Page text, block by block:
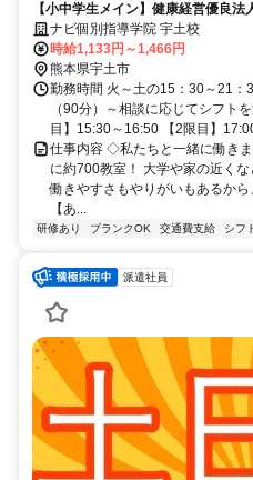
【小中学生メイン】健康経営優良
学業と両立OK◎
ナビ個別指導学院 宇土校
時給1,133円～1,466円
熊本県宇土市
勤務時間 火～土の15：30～21
（90分）～相談に応じてシフト
目】15:30～16:50 【2限目】
仕事内容 ◇私たちと一緒に働き
に約700教室！ 大学や家の近く
働きやすさもやりがいもあるか
【あ...
研修あり ブランクOK 交通費支給 シフ
派遣社員